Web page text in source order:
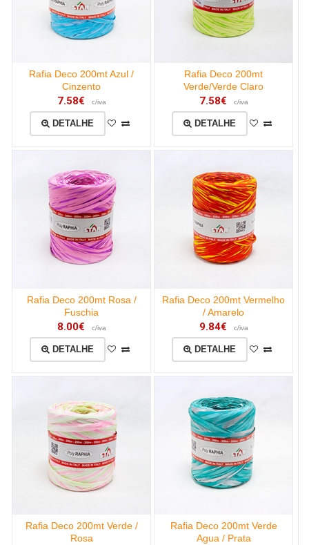
Rafia Deco 200mt Azul /
Cinzento
7.58€ c/iva
DETALHE
Rafia Deco 200mt
Verde/Verde Claro
7.58€ c/iva
DETALHE
Rafia Deco 200mt Rosa /
Fuschia
8.00€ c/iva
DETALHE
Rafia Deco 200mt Vermelho
/ Amarelo
9.84€ c/iva
DETALHE
Rafia Deco 200mt Verde /
Rosa
Rafia Deco 200mt Verde
Agua / Prata